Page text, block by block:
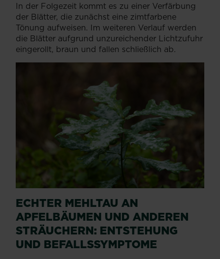
In der Folgezeit kommt es zu einer Verfärbung
der Blätter, die zunächst eine zimtfarbene
Tönung aufweisen. Im weiteren Verlauf werden
die Blätter aufgrund unzureichender Lichtzufuhr
eingerollt, braun und fallen schließlich ab.
ECHTER MEHLTAU AN
APFELBÄUMEN UND ANDEREN
STRÄUCHERN: ENTSTEHUNG
UND BEFALLSSYMPTOME